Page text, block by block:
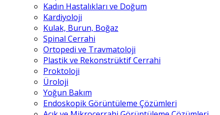
Kadın Hastalıkları ve Doğum
Kardiyoloji
Kulak, Burun, Boğaz
Spinal Cerrahi
Ortopedi ve Travmatoloji
Plastik ve Rekonstrüktif Cerrahi
Proktoloji
Üroloji
Yoğun Bakım
Endoskopik Görüntüleme Çözümleri